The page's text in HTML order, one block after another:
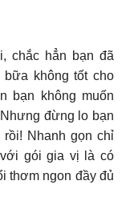
chắc hẳn bạn đã
không tốt cho
bạn không muốn
đừng lo bạn
Nhanh gọn chỉ
gói gia vị là có
thơm ngon đầy đủ